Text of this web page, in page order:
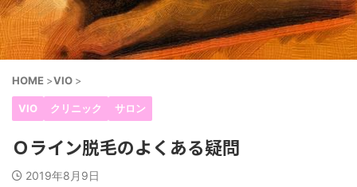
HOME >VIO >
VIO クリニック サロン
Ｏライン脱毛のよくある疑問
2019年8月9日